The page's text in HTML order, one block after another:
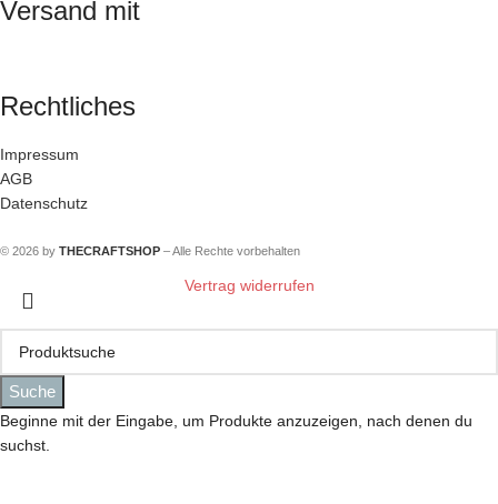
Versand mit
Rechtliches
Impressum
AGB
Datenschutz
© 2026 by THECRAFTSHOP – Alle Rechte vorbehalten
Suche
Beginne mit der Eingabe, um Produkte anzuzeigen, nach denen du
suchst.
Vertrag widerrufen